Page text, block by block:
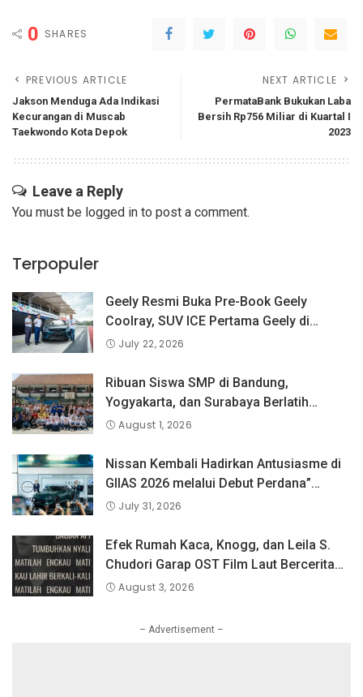
0 SHARES
PREVIOUS ARTICLE
Jakson Menduga Ada Indikasi
Kecurangan di Muscab
Taekwondo Kota Depok
NEXT ARTICLE
PermataBank Bukukan Laba
Bersih Rp756 Miliar di Kuartal I
2023
Leave a Reply
You must be logged in to post a comment.
Terpopuler
Geely Resmi Buka Pre-Book Geely
Coolray, SUV ICE Pertama Geely di
Indonesia yang Dipercaya Lebih dari 1,3
July 22, 2026
Ribuan Siswa SMP di Bandung,
Yogyakarta, dan Surabaya Berlatih
Langsung Bersama Atlet Voli Nasional di
Nation 2026.
August 1, 2026
Nissan Kembali Hadirkan Antusiasme di
GIIAS 2026 melalui Debut Perdana”
Fairlady Z di Indonesia”
July 31, 2026
Efek Rumah Kaca, Knogg, dan Leila S.
Chudori Garap OST Film Laut Bercerita
Berjudul Matilah Kau Mati
August 3, 2026
– Advertisement –